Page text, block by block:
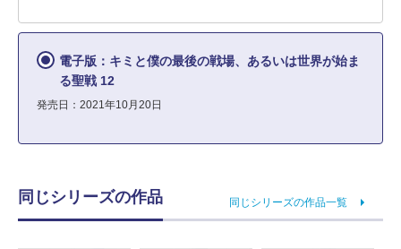
電子版：キミと僕の最後の戦場、あるいは世界が始ま
る聖戦 12
発売日：2021年10月20日
同じシリーズの作品 同じシリーズの作品一覧